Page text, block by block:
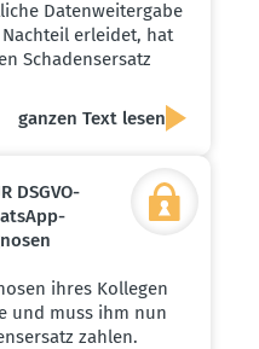
Datenweitergabe
erleidet, hat
Schadensersatz
ganzen Text lesen
DSGVO-
ihres Kollegen
und muss ihm nun
zahlen.